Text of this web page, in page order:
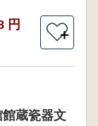
円
＋
蔵瓷器文